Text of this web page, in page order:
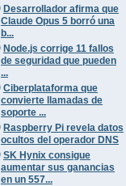
Desarrollador afirma que
Claude Opus 5 borró una
b...
Node.js corrige 11 fallos
de seguridad que pueden
...
Ciberplataforma que
convierte llamadas de
soporte ...
Raspberry Pi revela datos
ocultos del operador DNS
SK Hynix consigue
aumentar sus ganancias
en un 557...